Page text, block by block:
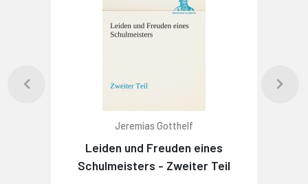
Jeremias Gotthelf
Leiden und Freuden eines
Schulmeisters - Zweiter Teil